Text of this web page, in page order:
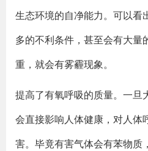
生态环境的自净能力。可以看
多的不利条件，甚至会有大量
重，就会有雾霾现象。
提高了有氧呼吸的质量。一旦
会直接影响人体健康，对人体
害。毕竟有害气体会有苯物质